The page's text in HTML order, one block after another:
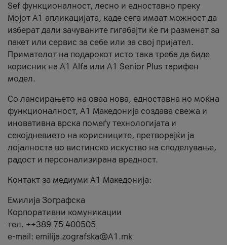
Sef функционалност, лесно и едноставно преку
Мојот А1 апликацијата, каде сега имаат можност да
изберат дали зачуваните гигабајти ќе ги разменат за
пакет или сервис за себе или за свој пријател.
Примателот на подарокот исто така треба да биде
корисник на А1 Alfa или A1 Senior Plus тарифен
модел.
Со лансирањето на оваа нова, едноставна но моќна
функционалност, А1 Македонија создава свежа и
иновативна врска помеѓу технологијата и
секојдневието на корисниците, претворајќи ја
лојалноста во вистинско искуство на споделување,
радост и персонализирана вредност.
Контакт за медиуми А1 Македонија:
Емилија Зографска
Корпоративни комуникации
тел. ++389 75 400505
e-mail: emilija.zografska@A1.mk